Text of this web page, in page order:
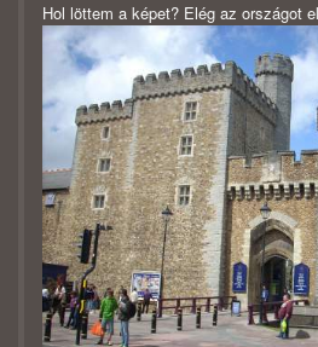
Hol löttem a képet? Elég az országot